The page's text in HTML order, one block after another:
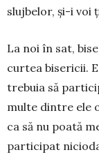
slujbelor, și-i voi
La noi în sat,
curtea bisericii.
trebuia să
multe dintre ele
ca să nu poată
participat